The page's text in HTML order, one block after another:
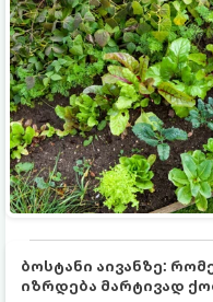
ბოსტანი აივანზე:
იზრდება მარტივად